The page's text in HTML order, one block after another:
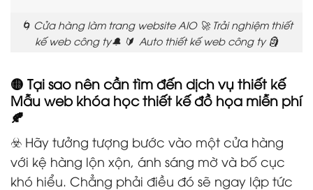
🌀 Cửa hàng làm trang website AIO 🚀 Trải nghiệm thiết
kế web công ty🔔 🔰 Auto thiết kế web công ty 🗿
🟡 Tại sao nên cần tìm đến dịch vụ thiết kế
Mẫu web khóa học thiết kế đồ họa miễn phí
🍂
☣️ Hãy tưởng tượng bước vào một cửa hàng
với kệ hàng lộn xộn, ánh sáng mờ và bố cục
khó hiểu. Chẳng phải điều đó sẽ ngay lập tức